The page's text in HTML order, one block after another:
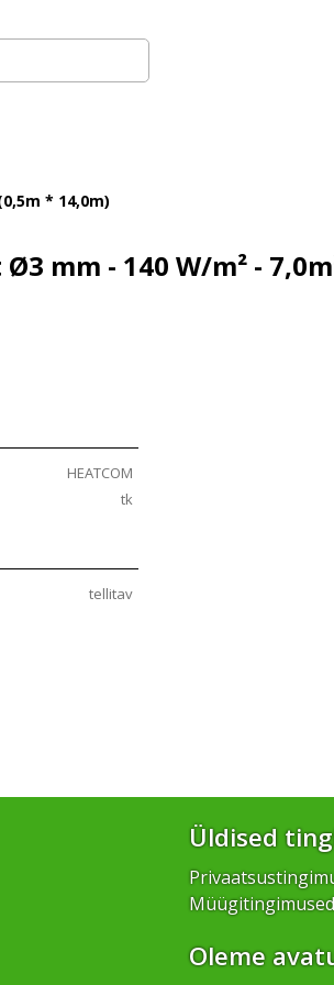
* 14,0m)
mm - 140 W/m² -
HEATCOM
tk
tellitav
Üldised
Müügitingimused
Oleme